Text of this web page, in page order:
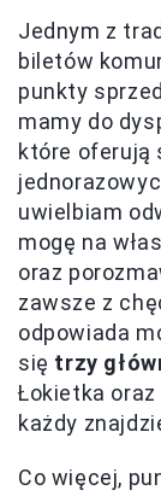
Jednym z
biletów
punkty
mamy do
które oferują
uwielbiam
mogę na
oraz
zawsze z
odpowiada
się trzy
Łokietka oraz
każdy
Co więcej,